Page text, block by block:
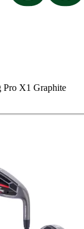
Pro X1 Graphite